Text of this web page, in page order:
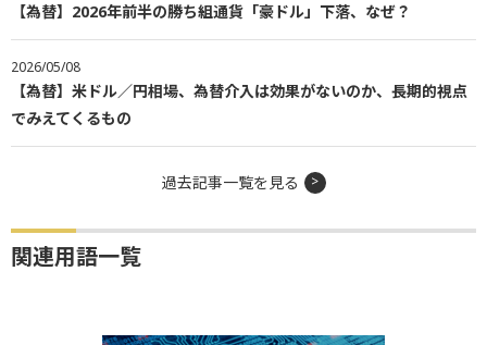
【為替】2026年前半の勝ち組通貨「豪ドル」下落、なぜ？
2026/05/08
【為替】米ドル／円相場、為替介入は効果がないのか、長期的視点
でみえてくるもの
過去記事一覧を見る
関連用語一覧